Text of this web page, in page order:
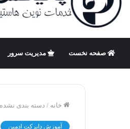
صفحه نخست مدیریت سرور
خانه / دسته بندی نشده
آموزش دایرکت ادمین